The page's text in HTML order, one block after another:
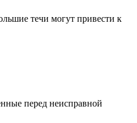
течи могут привести к
перед неисправной